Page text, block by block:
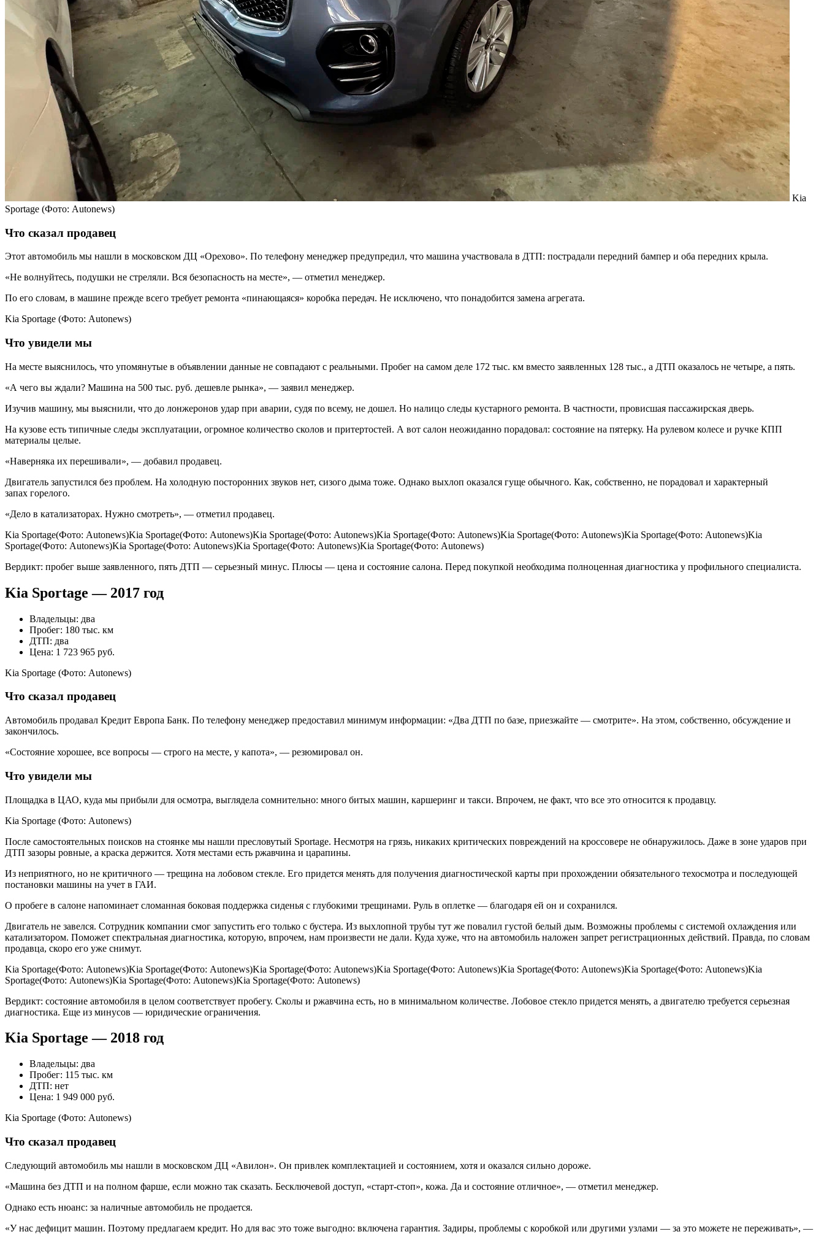
Kia
Sportage (Фото: Autonews)
Что сказал продавец
Этот автомобиль мы нашли в московском ДЦ «Орехово». По телефону менеджер предупредил, что машина участвовала в ДТП: пострадали передний бампер и оба передних крыла.
«Не волнуйтесь, подушки не стреляли. Вся безопасность на месте», — отметил менеджер.
По его словам, в машине прежде всего требует ремонта «пинающаяся» коробка передач. Не исключено, что понадобится замена агрегата.
Kia Sportage (Фото: Autonews)
Что увидели мы
На месте выяснилось, что упомянутые в объявлении данные не совпадают с реальными. Пробег на самом деле 172 тыс. км вместо заявленных 128 тыс., а ДТП оказалось не четыре, а пять.
«А чего вы ждали? Машина на 500 тыс. руб. дешевле рынка», — заявил менеджер.
Изучив машину, мы выяснили, что до лонжеронов удар при аварии, судя по всему, не дошел. Но налицо следы кустарного ремонта. В частности, провисшая пассажирская дверь.
На кузове есть типичные следы эксплуатации, огромное количество сколов и притертостей. А вот салон неожиданно порадовал: состояние на пятерку. На рулевом колесе и ручке КПП
материалы целые.
«Наверняка их перешивали», — добавил продавец.
Двигатель запустился без проблем. На холодную посторонних звуков нет, сизого дыма тоже. Однако выхлоп оказался гуще обычного. Как, собственно, не порадовал и характерный
запах горелого.
«Дело в катализаторах. Нужно смотреть», — отметил продавец.
Kia Sportage(Фото: Autonews)Kia Sportage(Фото: Autonews)Kia Sportage(Фото: Autonews)Kia Sportage(Фото: Autonews)Kia Sportage(Фото: Autonews)Kia Sportage(Фото: Autonews)Kia
Sportage(Фото: Autonews)Kia Sportage(Фото: Autonews)Kia Sportage(Фото: Autonews)Kia Sportage(Фото: Autonews)
Вердикт: пробег выше заявленного, пять ДТП — серьезный минус. Плюсы — цена и состояние салона. Перед покупкой необходима полноценная диагностика у профильного специалиста.
Kia Sportage — 2017 год
Владельцы: два
Пробег: 180 тыс. км
ДТП: два
Цена: 1 723 965 руб.
Kia Sportage (Фото: Autonews)
Что сказал продавец
Автомобиль продавал Кредит Европа Банк. По телефону менеджер предоставил минимум информации: «Два ДТП по базе, приезжайте — смотрите». На этом, собственно, обсуждение и
закончилось.
«Состояние хорошее, все вопросы — строго на месте, у капота», — резюмировал он.
Что увидели мы
Площадка в ЦАО, куда мы прибыли для осмотра, выглядела сомнительно: много битых машин, каршеринг и такси. Впрочем, не факт, что все это относится к продавцу.
Kia Sportage (Фото: Autonews)
После самостоятельных поисков на стоянке мы нашли пресловутый Sportage. Несмотря на грязь, никаких критических повреждений на кроссовере не обнаружилось. Даже в зоне ударов при
ДТП зазоры ровные, а краска держится. Хотя местами есть ржавчина и царапины.
Из неприятного, но не критичного — трещина на лобовом стекле. Его придется менять для получения диагностической карты при прохождении обязательного техосмотра и последующей
постановки машины на учет в ГАИ.
О пробеге в салоне напоминает сломанная боковая поддержка сиденья с глубокими трещинами. Руль в оплетке — благодаря ей он и сохранился.
Двигатель не завелся. Сотрудник компании смог запустить его только с бустера. Из выхлопной трубы тут же повалил густой белый дым. Возможны проблемы с системой охлаждения или
катализатором. Поможет спектральная диагностика, которую, впрочем, нам произвести не дали. Куда хуже, что на автомобиль наложен запрет регистрационных действий. Правда, по словам
продавца, скоро его уже снимут.
Kia Sportage(Фото: Autonews)Kia Sportage(Фото: Autonews)Kia Sportage(Фото: Autonews)Kia Sportage(Фото: Autonews)Kia Sportage(Фото: Autonews)Kia Sportage(Фото: Autonews)Kia
Sportage(Фото: Autonews)Kia Sportage(Фото: Autonews)Kia Sportage(Фото: Autonews)
Вердикт: состояние автомобиля в целом соответствует пробегу. Сколы и ржавчина есть, но в минимальном количестве. Лобовое стекло придется менять, а двигателю требуется серьезная
диагностика. Еще из минусов — юридические ограничения.
Kia Sportage — 2018 год
Владельцы: два
Пробег: 115 тыс. км
ДТП: нет
Цена: 1 949 000 руб.
Kia Sportage (Фото: Autonews)
Что сказал продавец
Следующий автомобиль мы нашли в московском ДЦ «Авилон». Он привлек комплектацией и состоянием, хотя и оказался сильно дороже.
«Машина без ДТП и на полном фарше, если можно так сказать. Бесключевой доступ, «старт-стоп», кожа. Да и состояние отличное», — отметил менеджер.
Однако есть нюанс: за наличные автомобиль не продается.
«У нас дефицит машин. Поэтому предлагаем кредит. Но для вас это тоже выгодно: включена гарантия. Задиры, проблемы с коробкой или другими узлами — за это можете не переживать», —